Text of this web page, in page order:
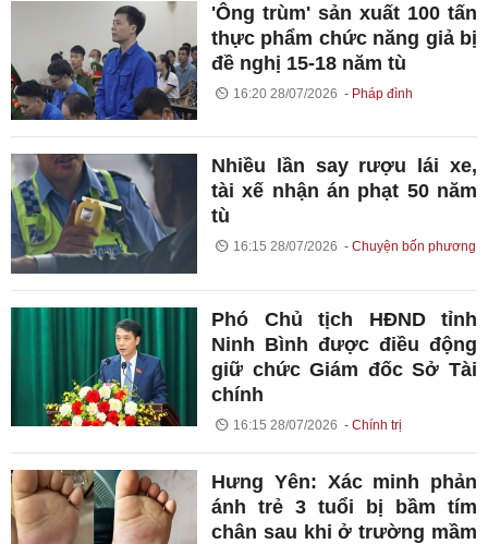
'Ông trùm' sản xuất 100 tấn
thực phẩm chức năng giả bị
đề nghị 15-18 năm tù
16:20 28/07/2026 Pháp đình
Nhiều lần say rượu lái xe,
tài xế nhận án phạt 50 năm
tù
16:15 28/07/2026 Chuyện bốn phương
Phó Chủ tịch HĐND tỉnh
Ninh Bình được điều động
giữ chức Giám đốc Sở Tài
chính
16:15 28/07/2026 Chính trị
Hưng Yên: Xác minh phản
ánh trẻ 3 tuổi bị bầm tím
chân sau khi ở trường mầm